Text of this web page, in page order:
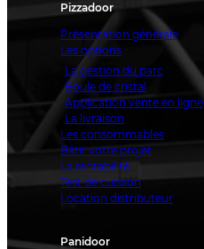
Pizzadoor
Présentation générale
Les options
La gestion du parc
Boule de cristal
Application vente en ligne
La livraison
Les consommables
Bâtir votre projet
La rentabilité
Test de cuisson
Location distributeur
Panidoor